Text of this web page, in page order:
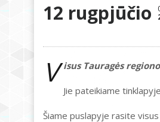
12 rugpjūčio
V isus Tauragės
Jie pateikiame
Šiame puslapyje rasite